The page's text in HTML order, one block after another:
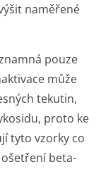
naměřené
pouze
může
tekutin,
proto ke
tyto vzorky co
beta-